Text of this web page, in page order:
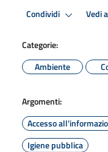
Condividi Vedi
Categorie:
Ambiente
Argomenti:
Accesso
Igiene pubblica